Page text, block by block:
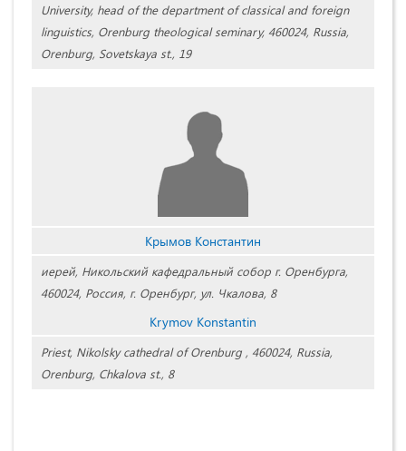
University, head of the department of classical and foreign
linguistics, Orenburg theological seminary, 460024, Russia,
Orenburg, Sovetskaya st., 19
Крымов Константин
иерей, Никольский кафедральный собор г. Оренбурга,
460024, Россия, г. Оренбург, ул. Чкалова, 8
Krymov Konstantin
Priest, Nikolsky cathedral of Orenburg , 460024, Russia,
Orenburg, Chkalova st., 8